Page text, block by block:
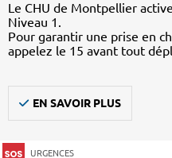
Le CHU de Montpellier
Niveau 1.
Pour garantir une prise en
appelez le 15 avant tout
EN SAVOIR PLUS
URGENCES